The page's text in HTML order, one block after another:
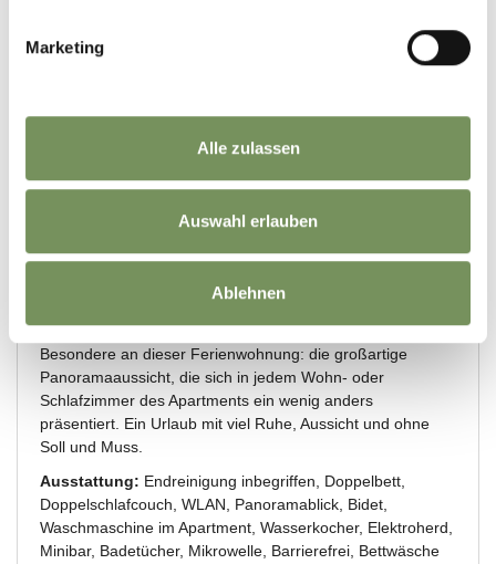
Marketing
Alle zulassen
Auswahl erlauben
Ablehnen